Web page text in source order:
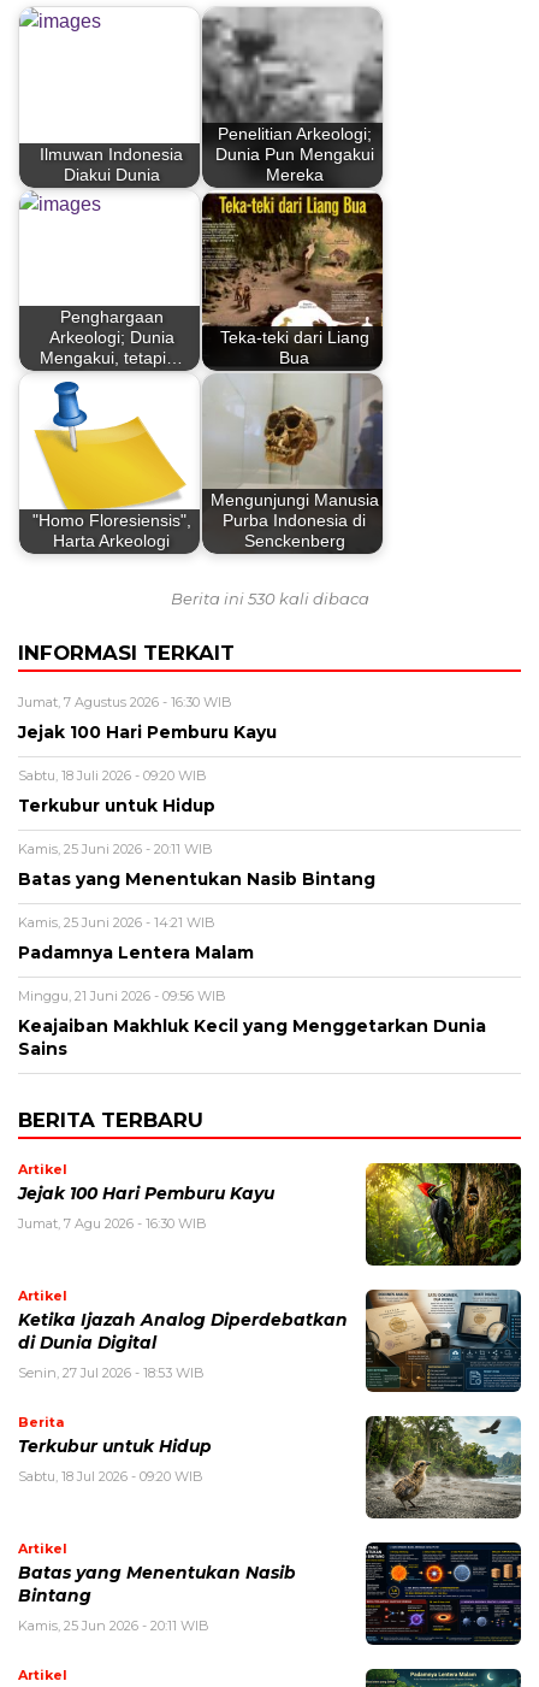
Ilmuwan Indonesia
Diakui Dunia
Penelitian Arkeologi;
Dunia Pun Mengakui
Mereka
Penghargaan
Arkeologi; Dunia
Mengakui, tetapi…
Teka-teki dari Liang
Bua
"Homo Floresiensis",
Harta Arkeologi
Mengunjungi Manusia
Purba Indonesia di
Senckenberg
Berita ini 530 kali dibaca
INFORMASI TERKAIT
Jumat, 7 Agustus 2026 - 16:30 WIB
Jejak 100 Hari Pemburu Kayu
Sabtu, 18 Juli 2026 - 09:20 WIB
Terkubur untuk Hidup
Kamis, 25 Juni 2026 - 20:11 WIB
Batas yang Menentukan Nasib Bintang
Kamis, 25 Juni 2026 - 14:21 WIB
Padamnya Lentera Malam
Minggu, 21 Juni 2026 - 09:56 WIB
Keajaiban Makhluk Kecil yang Menggetarkan Dunia
Sains
BERITA TERBARU
Artikel
Jejak 100 Hari Pemburu Kayu
Jumat, 7 Agu 2026 - 16:30 WIB
Artikel
Ketika Ijazah Analog Diperdebatkan
di Dunia Digital
Senin, 27 Jul 2026 - 18:53 WIB
Berita
Terkubur untuk Hidup
Sabtu, 18 Jul 2026 - 09:20 WIB
Artikel
Batas yang Menentukan Nasib
Bintang
Kamis, 25 Jun 2026 - 20:11 WIB
Artikel